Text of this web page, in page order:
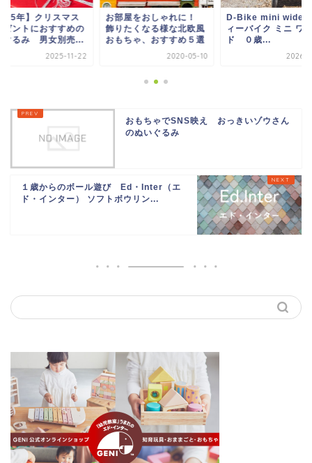
年】クリスマス
ゼントにおすすめの
ぐるみ 男女別売...
2025-11-22
お部屋をおしゃれに！
飾りたくなる様な北欧風
おもちゃ、おすすめ５選
2020-05-10
D-Bike mini wide
ィーバイク ミニ ワ
ド ０歳...
2026-
おもちゃでSNS映え おっきいゾウさん
のぬいぐるみ
１歳からのボール遊び Ed・Inter（エ
ド・インター） ソフトボウリン...